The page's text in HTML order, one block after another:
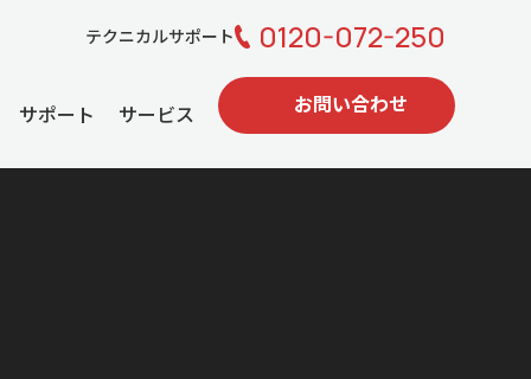
テクニカルサポート 0120-072-250
サポート サービス お問い合わせ